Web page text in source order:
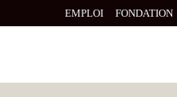
au
EMPLOI FONDATION